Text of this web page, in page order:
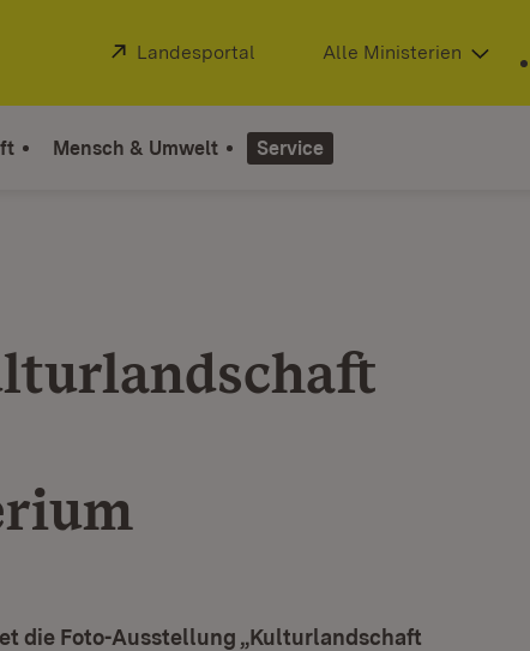
Extern:
Landesportal (Öffnet in neuem Fenster)
Alle Ministerien
Mensch & Umwelt Service
die Foto-Ausstellung „Kulturlandschaft